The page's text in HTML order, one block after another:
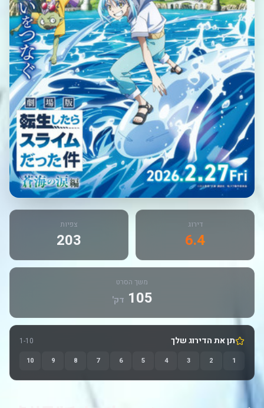
דירוג
6.4
צפיות
203
משך הסרט
105 דק'
תן את הדירוג שלך 1-10
1
2
3
4
5
6
7
8
9
10